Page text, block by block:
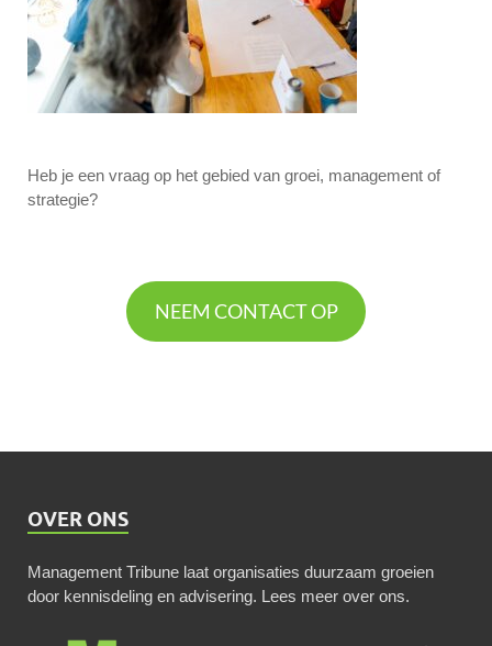
Heb je een vraag op het gebied van groei, management of
strategie?
NEEM CONTACT OP
OVER ONS
Management Tribune laat organisaties duurzaam groeien
door kennisdeling en advisering. Lees meer over ons.